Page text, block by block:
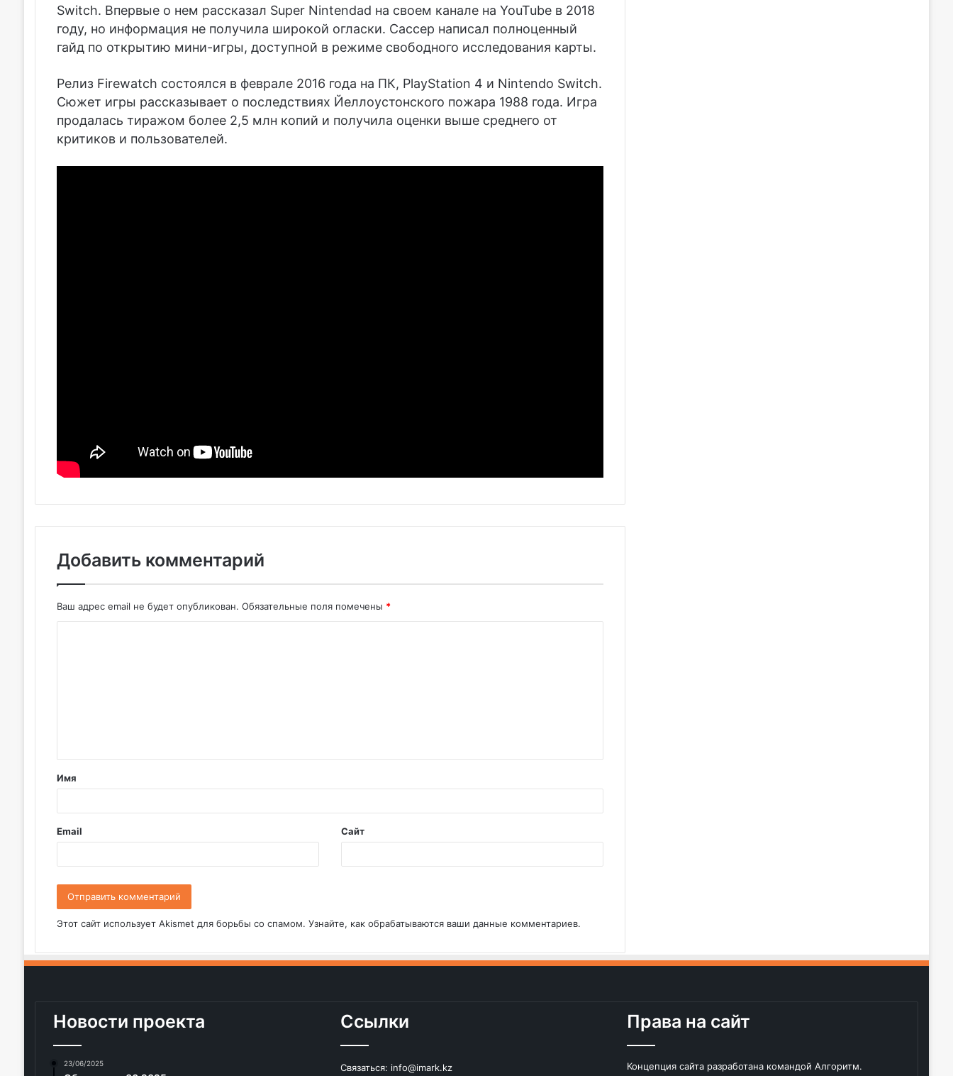
Switch. Впервые о нем рассказал Super Nintendad на своем канале на YouTube в 2018
году, но информация не получила широкой огласки. Сассер написал полноценный
гайд по открытию мини-игры, доступной в режиме свободного исследования карты.
Релиз Firewatch состоялся в феврале 2016 года на ПК, PlayStation 4 и Nintendo Switch.
Сюжет игры рассказывает о последствиях Йеллоустонского пожара 1988 года. Игра
продалась тиражом более 2,5 млн копий и получила оценки выше среднего от
критиков и пользователей.
Добавить комментарий
Ваш адрес email не будет опубликован. Обязательные поля помечены *
т
а
й
*
Имя
Email Сайт
Этот сайт использует Akismet для борьбы со спамом. Узнайте, как обрабатываются ваши данные комментариев.
Новости проекта
23/06/2025
Ссылки
Связаться: info@imark.kz
Права на сайт
Концепция сайта разработана командой Алгоритм.